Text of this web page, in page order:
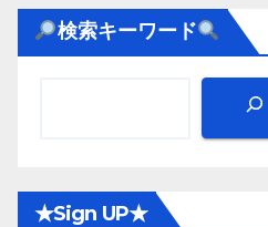
検索キーワード
★Sign UP★